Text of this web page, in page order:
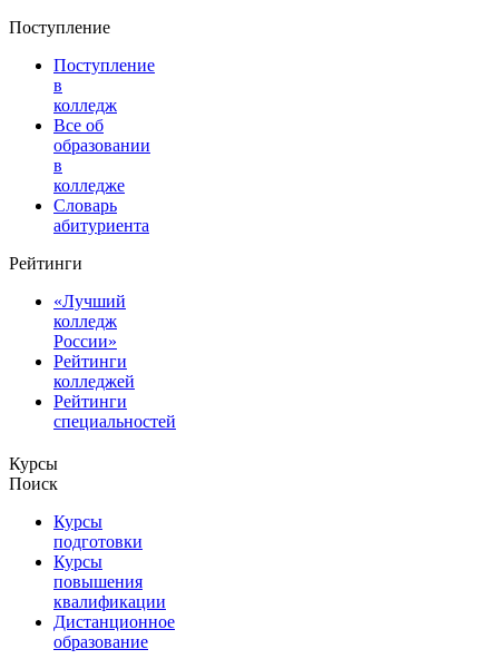
Поступление
Поступление
в
колледж
Все об
образовании
в
колледже
Словарь
абитуриента
Рейтинги
«Лучший
колледж
России»
Рейтинги
колледжей
Рейтинги
специальностей
Курсы
Поиск
Курсы
подготовки
Курсы
повышения
квалификации
Дистанционное
образование